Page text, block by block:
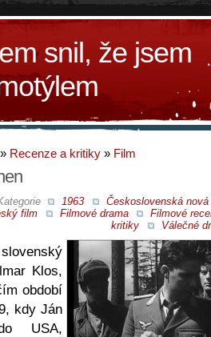
snil, že jsem
» Recenze a kritiky » Film
1963
Československá nová
film
Filmové drama
Filmové
kritiky
Válečné
Klos,
období
kdy Ján
USA,